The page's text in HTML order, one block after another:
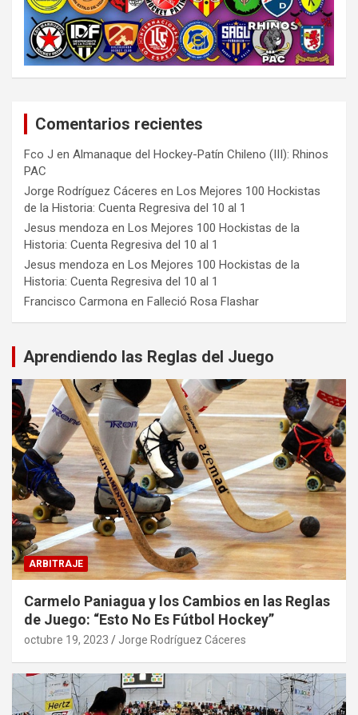
Comentarios recientes
Fco J en Almanaque del Hockey-Patín Chileno (III): Rhinos
PAC
Jorge Rodríguez Cáceres en Los Mejores 100 Hockistas
de la Historia: Cuenta Regresiva del 10 al 1
Jesus mendoza en Los Mejores 100 Hockistas de la
Historia: Cuenta Regresiva del 10 al 1
Jesus mendoza en Los Mejores 100 Hockistas de la
Historia: Cuenta Regresiva del 10 al 1
Francisco Carmona en Falleció Rosa Flashar
Aprendiendo las Reglas del Juego
ARBITRAJE
Carmelo Paniagua y los Cambios en las Reglas
de Juego: “Esto No Es Fútbol Hockey”
octubre 19, 2023 Jorge Rodríguez Cáceres